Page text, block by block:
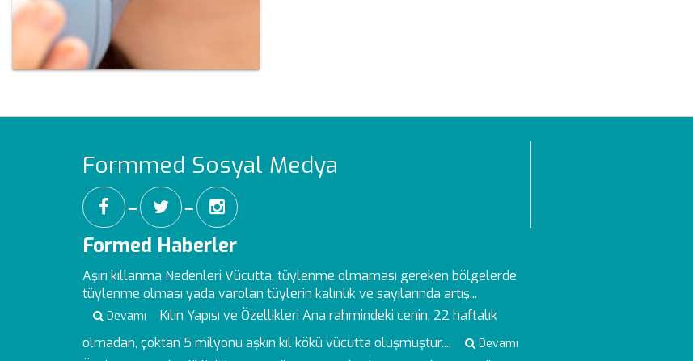
Formmed Sosyal Medya
━ ━
Formed Haberler
Aşırı kıllanma Nedenleri Vücutta, tüylenme olmaması gereken bölgelerde
tüylenme olması yada varolan tüylerin kalınlık ve sayılarında artış...
Devamı Kılın Yapısı ve Özellikleri Ana rahmindeki cenin, 22 haftalık
olmadan, çoktan 5 milyonu aşkın kıl kökü vücutta oluşmuştur....
Devamı